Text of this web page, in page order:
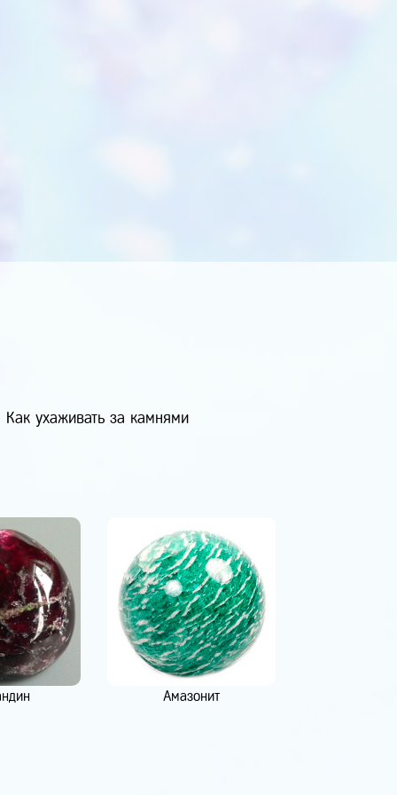
Как ухаживать за камнями
Амазонит